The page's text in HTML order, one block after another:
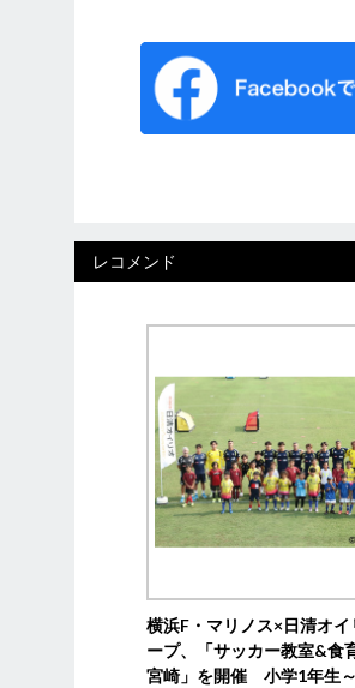
レコメンド
横浜F・マリノス×日清オイ
ープ、「サッカー教室&食
宮崎」を開催 小学1年生